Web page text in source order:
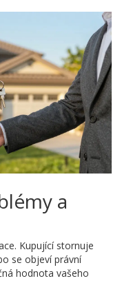
a
Kupující stornuje
se objeví právní
hodnota vašeho